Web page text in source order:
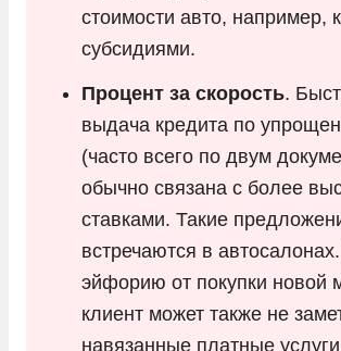
стоимости авто, например,
субсидиями.
Процент за скорость.
выдача кредита по
(часто всего по двум
обычно связана с более
ставками. Такие
встречаются в
эйфорию от покупки новой
клиент может также не
навязанные платные